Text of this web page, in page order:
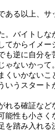
ある以上、
。バイトし
てからイメー
も逆に自分
ゃないかって
くいかないこ
いうスター
れる確証など
能性も小さ
を踏み入れる